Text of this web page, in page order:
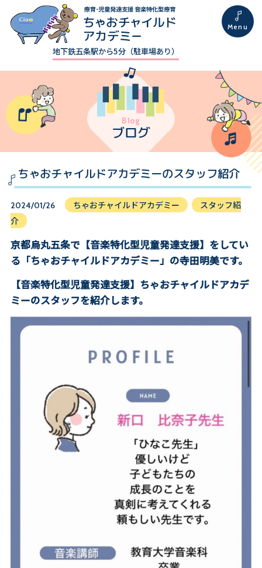
地下鉄五条駅から5分（駐車場あり）
Blog
ブログ
ちゃおチャイルドアカデミーのスタッフ紹介
2024/01/26 ちゃおチャイルドアカデミー
スタッフ紹
介
京都烏丸五条で【音楽特化型児童発達支援】をしてい
る「ちゃおチャイルドアカデミー」の寺田明美です。
【音楽特化型児童発達支援】ちゃおチャイルドアカデ
ミーのスタッフを紹介します。